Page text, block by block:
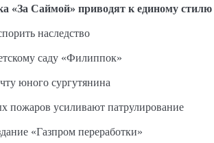
«За Саймой» приводят к единому стилю
наследство
саду «Филиппок»
юного сургутянина
пожаров усиливают патрулирование
«Газпром переработки»